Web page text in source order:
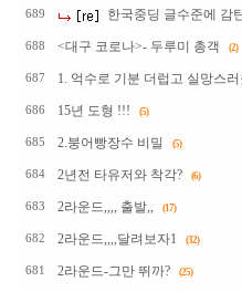
689 한국중딩 글수준에 감
688 <대구 코로나>- 두루미 총객 (2)
687 1. 억수로 기분 더럽고 실망스
686 15년 도형 !!! (5)
685 2.붕어빵장수 비밀 (5)
684 2년전 타유저와 착각? (6)
683 2라운드,,,, 출발,, (17)
682 2라운드,,,,달려보자1 (32)
681 2라운드-그만 뛰까? (25)